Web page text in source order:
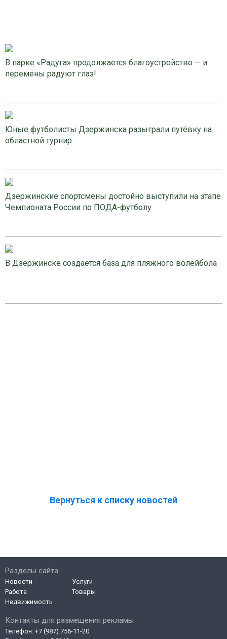
В парке «Радуга» продолжается благоустройство — и
перемены радуют глаз!
Юные футболисты Дзержинска разыграли путёвку на
областной турнир
Дзержинские спортсмены достойно выступили на этапе
Чемпионата России по ПОДА-футболу
В Дзержинске создаётся база для пляжного волейбола
Вернуться к списку новостей
Контакты для размещения рекламы
Телефон: +7 (987) 756-11-20
Разделы сайта
Новости
Работа
Недвижимость
Услуги
Товары